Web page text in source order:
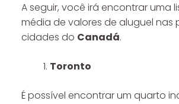
A seguir, você irá encontrar uma
média de valores de aluguel nas
cidades do Canadá.
Toronto
É possível encontrar um quarto